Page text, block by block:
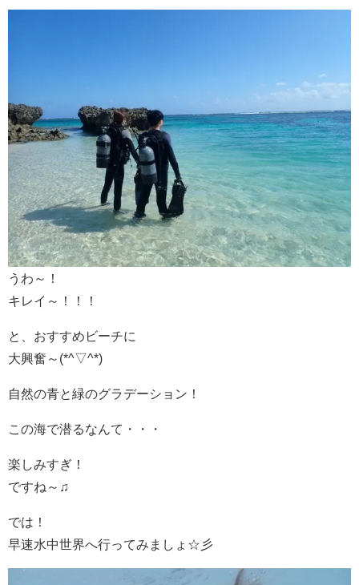
うわ～！
キレイ～！！！
と、おすすめビーチに
大興奮～(*^▽^*)
自然の青と緑のグラデーション！
この海で潜るなんて・・・
楽しみすぎ！
ですね～♫
では！
早速水中世界へ行ってみましょ☆彡